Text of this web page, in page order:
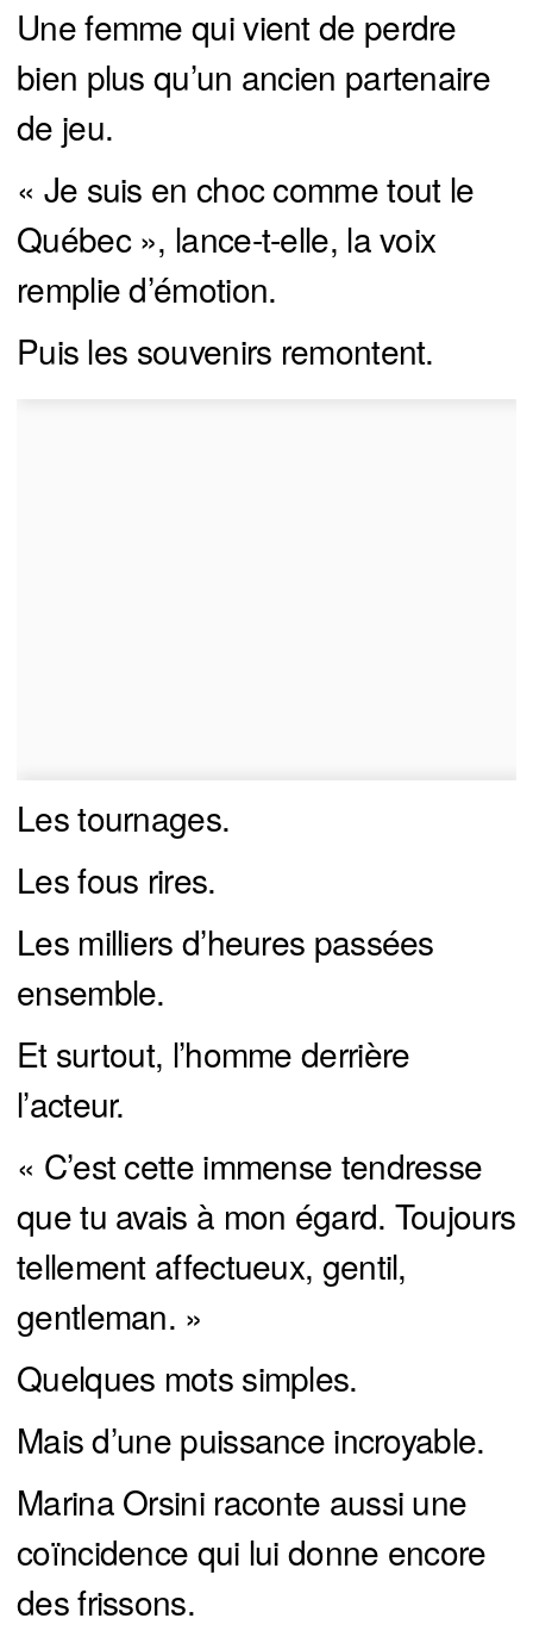
Une femme qui vient de perdre
bien plus qu’un ancien partenaire
de jeu.
« Je suis en choc comme tout le
Québec », lance-t-elle, la voix
remplie d’émotion.
Puis les souvenirs remontent.
Les tournages.
Les fous rires.
Les milliers d’heures passées
ensemble.
Et surtout, l’homme derrière
l’acteur.
« C’est cette immense tendresse
que tu avais à mon égard. Toujours
tellement affectueux, gentil,
gentleman. »
Quelques mots simples.
Mais d’une puissance incroyable.
Marina Orsini raconte aussi une
coïncidence qui lui donne encore
des frissons.